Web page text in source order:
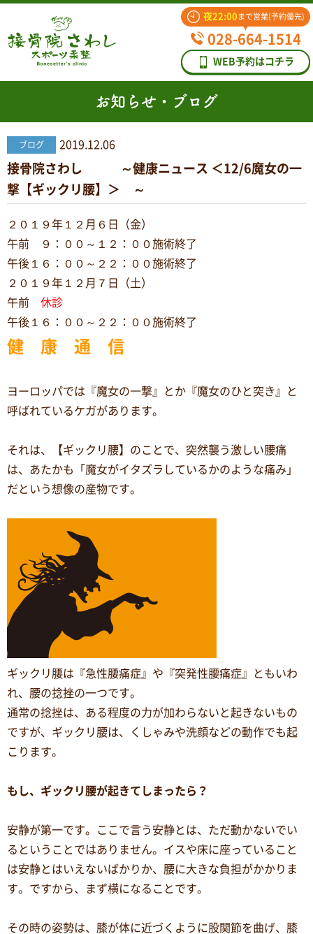
夜22:00 まで営業(予約優先)
028-664-1514
WEB予約はコチラ
お知らせ・ブログ
ブログ 2019.12.06
接骨院さわし ～健康ニュース ＜12/6魔女の一
撃【ギックリ腰】＞ ～
２０１９年１２月６日（金）
午前 ９：００～１２：００施術終了
午後１６：００～２２：００施術終了
２０１９年１２月７日（土）
午前 休診
午後１６：００～２２：００施術終了
健 康 通 信
ヨーロッパでは『魔女の一撃』とか『魔女のひと突き』と
呼ばれているケガがあります。
それは、【ギックリ腰】のことで、突然襲う激しい腰痛
は、あたかも「魔女がイタズラしているかのような痛み」
だという想像の産物です。
ギックリ腰は『急性腰痛症』や『突発性腰痛症』ともいわ
れ、腰の捻挫の一つです。
通常の捻挫は、ある程度の力が加わらないと起きないもの
ですが、ギックリ腰は、くしゃみや洗顔などの動作でも起
こります。
もし、ギックリ腰が起きてしまったら？
安静が第一です。ここで言う安静とは、ただ動かないでい
るということではありません。イスや床に座っていること
は安静とはいえないばかりか、腰に大きな負担がかかりま
す。ですから、まず横になることです。
その時の姿勢は、膝が体に近づくように股関節を曲げ、膝